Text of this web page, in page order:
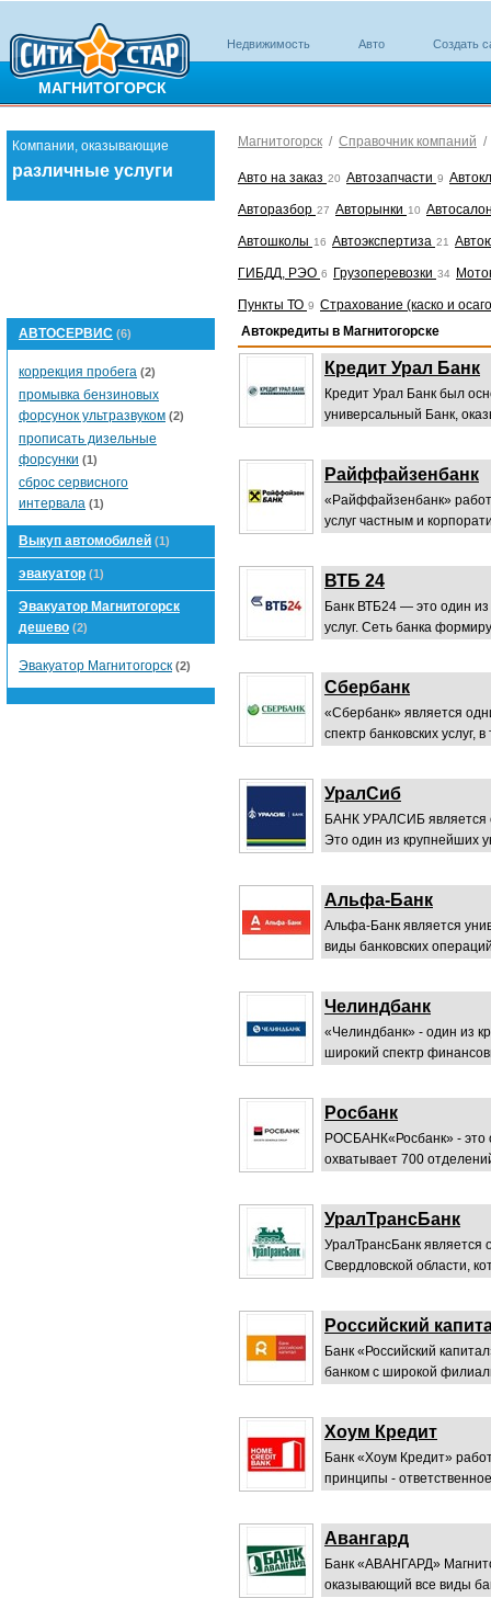
МАГНИТОГОРСК
Недвижимость Авто Создать
Компании, оказывающие
различные услуги
Магнитогорск / Справочник компаний
Авто на заказ 20 Автозапчасти 9
Авторазбор 27 Авторынки 10
Автошколы 16 Автоэкспертиза 21
ГИБДД, РЭО 6 Грузоперевозки 34
Пункты ТО 9 Страхование (каско и
АВТОСЕРВИС (6)
коррекция пробега (2)
промывка бензиновых
форсунок ультразвуком (2)
прописать дизельные
форсунки (1)
сброс сервисного
интервала (1)
Выкуп автомобилей (1)
эвакуатор (1)
Эвакуатор Магнитогорск
дешево (2)
Эвакуатор Магнитогорск (2)
Автокредиты в Магнитогорске
Кредит Урал Банк
Кредит Урал Банк был
универсальный Банк,
Райффайзенбанк
«Райффайзенбанк»
услуг частным и
ВТБ 24
Банк ВТБ24 — это один из
услуг. Сеть банка
Сбербанк
«Сбербанк» является
спектр банковских услуг,
УралСиб
БАНК УРАЛСИБ является
Это один из крупнейших
Альфа-Банк
Альфа-Банк является
виды банковских
Челиндбанк
«Челиндбанк» - один из
широкий спектр
Росбанк
РОСБАНК«Росбанк» - это
охватывает 700
УралТрансБанк
УралТрансБанк является
Свердловской области,
Российский
Банк «Российский
банком с широкой
Хоум Кредит
Банк «Хоум Кредит»
принципы -
Авангард
Банк «АВАНГАРД»
оказывающий все виды